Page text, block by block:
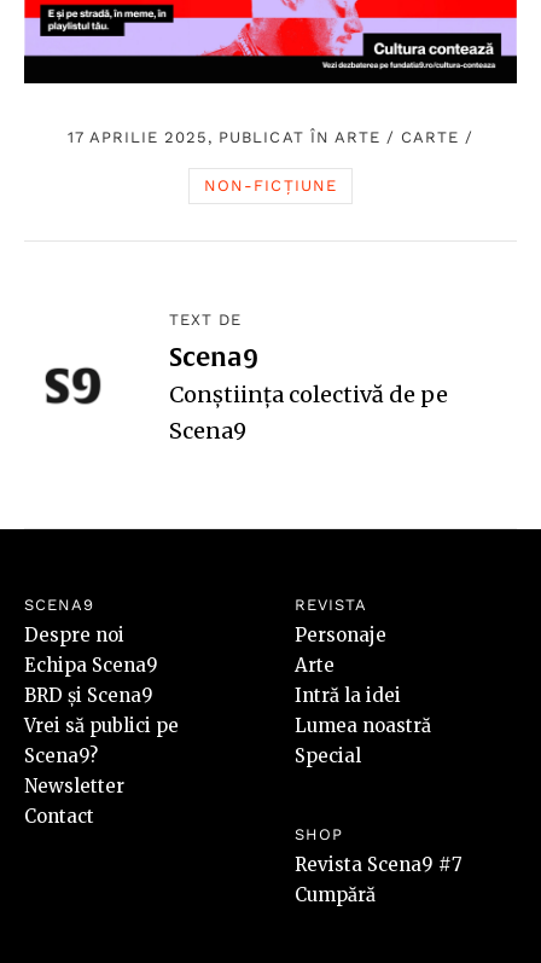
17 APRILIE 2025, PUBLICAT ÎN ARTE / CARTE /
NON-FICȚIUNE
TEXT DE
Scena9
Conștiința colectivă de pe
Scena9
SCENA9
Despre noi
Echipa Scena9
BRD și Scena9
Vrei să publici pe
Scena9?
Newsletter
Contact
REVISTA
Personaje
Arte
Intră la idei
Lumea noastră
Special
SHOP
Revista Scena9 #7
Cumpără